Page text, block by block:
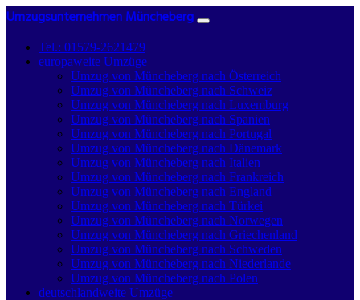
Umzugsunternehmen Müncheberg
Tel.: 01579-2621479
europaweite Umzüge
Umzug von Müncheberg nach Österreich
Umzug von Müncheberg nach Schweiz
Umzug von Müncheberg nach Luxemburg
Umzug von Müncheberg nach Spanien
Umzug von Müncheberg nach Portugal
Umzug von Müncheberg nach Dänemark
Umzug von Müncheberg nach Italien
Umzug von Müncheberg nach Frankreich
Umzug von Müncheberg nach England
Umzug von Müncheberg nach Türkei
Umzug von Müncheberg nach Norwegen
Umzug von Müncheberg nach Griechenland
Umzug von Müncheberg nach Schweden
Umzug von Müncheberg nach Niederlande
Umzug von Müncheberg nach Polen
deutschlandweite Umzüge